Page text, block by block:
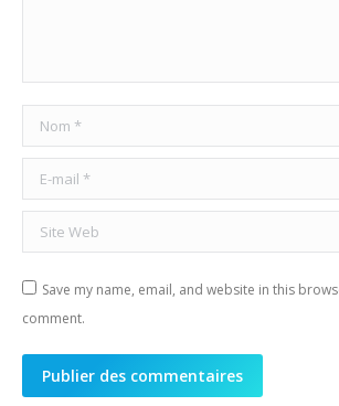
Nom *
E-mail *
Site Web
Save my name, email, and website in this
comment.
Publier des commentaires